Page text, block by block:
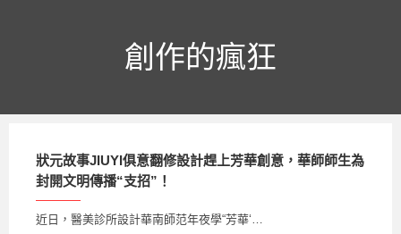
創作的瘋狂
狀元故事JIUYI俱意翻修設計趕上芳華創意，華師師生為
封開文明傳播“支招”！
近日，醫美診所設計華南師范年夜學“芳華‘…